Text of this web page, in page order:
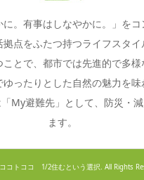
に。有事はしなやかに。」をコ
点をふたつ持つライフスタ
ことで、都市では先進的で多
ったりとした自然の魅力を
My避難先」として、防災・
ます。
ココトココ 1/2住むという選択. All Rights